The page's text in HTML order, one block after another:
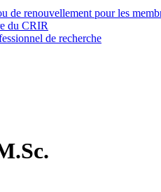
de renouvellement pour les
du CRIR
de recherche